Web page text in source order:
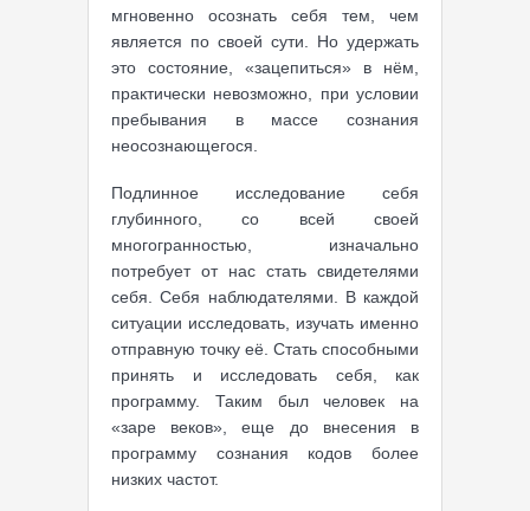
мгновенно осознать себя тем, чем
является по своей сути. Но удержать
это состояние, «зацепиться» в нём,
практически невозможно, при условии
пребывания в массе сознания
неосознающегося.
Подлинное исследование себя
глубинного, со всей своей
многогранностью, изначально
потребует от нас стать свидетелями
себя. Себя наблюдателями. В каждой
ситуации исследовать, изучать именно
отправную точку её. Стать способными
принять и исследовать себя, как
программу. Таким был человек на
«заре веков», еще до внесения в
программу сознания кодов более
низких частот.